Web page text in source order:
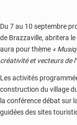
Du 7 au 10 septembre
de Brazzaville, abritera
aura pour thème «
créativité et vecteurs de
Les activités
construction du village
la conférence débat sur
guidées des sites